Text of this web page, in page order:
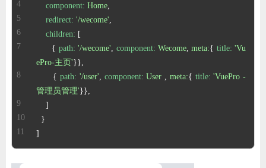
component: Home
redirect: '/wecome'
children:
      {
path: '/wecome' component: Wecome , meta:{ title: 'Vu
ePro-主页'
      {
path: '/user' component: User meta:{ title: 'VuePro -
管理员管理'
]